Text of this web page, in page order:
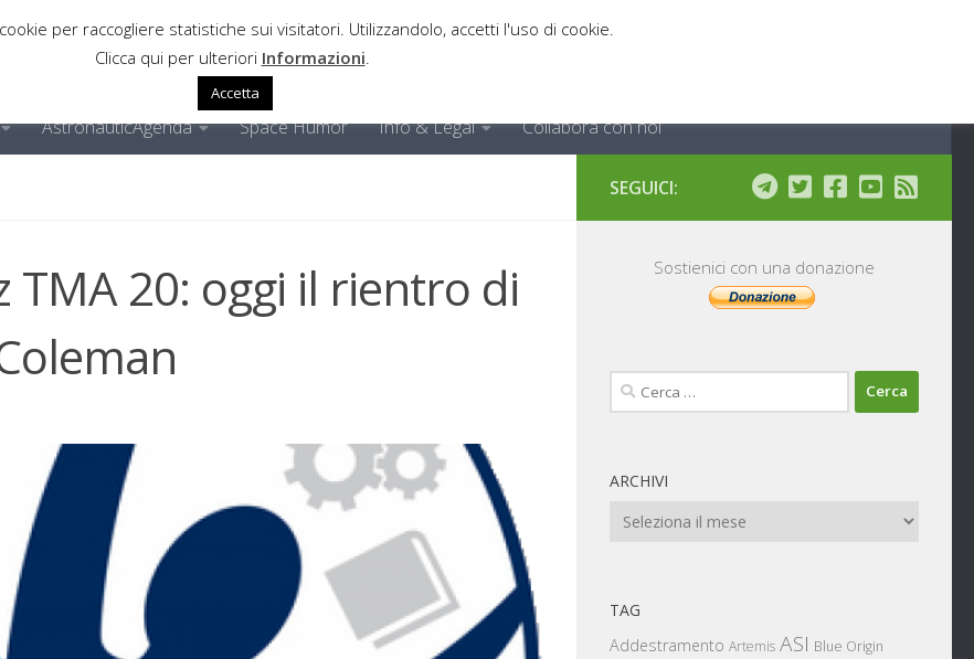
AstronauticAgenda Space Humor Info & Legal Collabora con noi
TMA 20: oggi il rientro di
SEGUICI:
Sostienici con una donazione
Ricerca
per:
ARCHIVI
Archivi
TAG
Addestramento Artemis ASI Blue Origin
per raccogliere statistiche sui visitatori. Utilizzandolo, accetti l'uso di cookie.
Clicca qui per ulteriori Informazioni
Accetta